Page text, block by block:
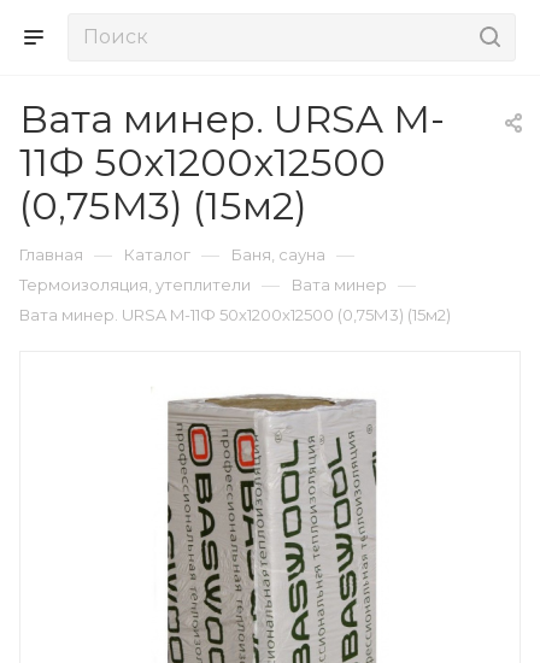
Вата минер. URSA M-
11Ф 50х1200х12500
(0,75М3) (15м2)
Главная — Каталог — Баня, сауна —
Термоизоляция, утеплители — Вата минер —
Вата минер. URSA M-11Ф 50х1200х12500 (0,75М3) (15м2)